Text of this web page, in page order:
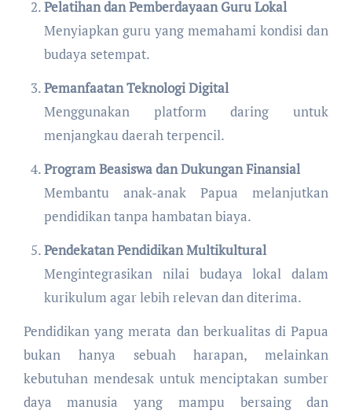
Pelatihan dan Pemberdayaan Guru Lokal
Menyiapkan guru yang memahami kondisi dan
budaya setempat.
Pemanfaatan Teknologi Digital
Menggunakan platform daring untuk
menjangkau daerah terpencil.
Program Beasiswa dan Dukungan Finansial
Membantu anak-anak Papua melanjutkan
pendidikan tanpa hambatan biaya.
Pendekatan Pendidikan Multikultural
Mengintegrasikan nilai budaya lokal dalam
kurikulum agar lebih relevan dan diterima.
Pendidikan yang merata dan berkualitas di Papua
bukan hanya sebuah harapan, melainkan
kebutuhan mendesak untuk menciptakan sumber
daya manusia yang mampu bersaing dan